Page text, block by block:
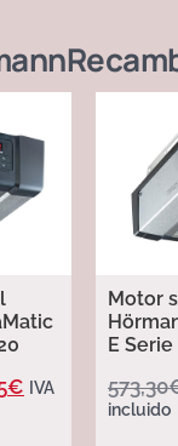
€ IVA
Motor
E Serie
573,30
incluido